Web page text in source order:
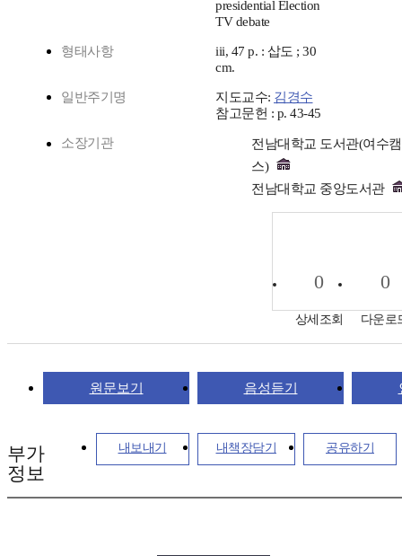
presidential Election
TV debate
형태사항
iii, 47 p. : 삽도 ; 30
cm.
일반주기명 지도교수: 김경수
참고문헌 : p. 43-45
소장기관
전남대학교 도서관(여수
스)
전남대학교 중앙도서관
0
상세조회
0
다운로
원문보기 음성듣기
내보내기 내책장담기 공유하기
부가
정보